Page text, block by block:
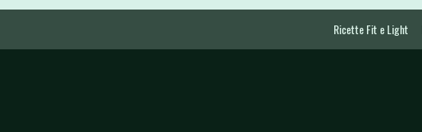
SPINACI
Ricette Fit e Light